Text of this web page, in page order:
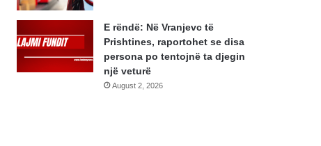
E rëndë: Në Vranjevc të
Prishtines, raportohet se disa
persona po tentojnë ta djegin
një veturë
August 2, 2026